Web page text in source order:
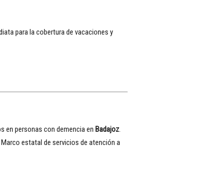
para la cobertura de vacaciones y
en personas con demencia en Badajoz.
estatal de servicios de atención a